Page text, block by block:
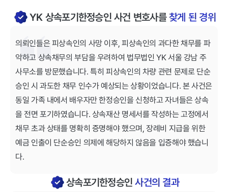
YK 상속포기한정승인 사건 변호사를찾게 된 경위
의뢰인들은 피상속인의 사망 이후, 피상속인의 과다한 채무를 파
악하고 상속채무의 부담을 우려하여 법무법인 YK 서울 강남 주
사무소를 방문했습니다. 특히 피상속인의 차량 관련 문제로 단순
승인 시 과도한 채무 인수가 예상되는 상황이었습니다. 본 사건은
동일 가족 내에서 배우자만 한정승인을 신청하고 자녀들은 상속
을 전면 포기하였습니다. 상속재산 명세서를 작성하는 고정에서
채무 초과 상태를 명확히 증명해야 했으며, 장례비 지급을 위한
예금 인출이 단순승인 의제에 해당하지 않음을 입증해야 했습니
다.
상속포기한정승인사건의 결과